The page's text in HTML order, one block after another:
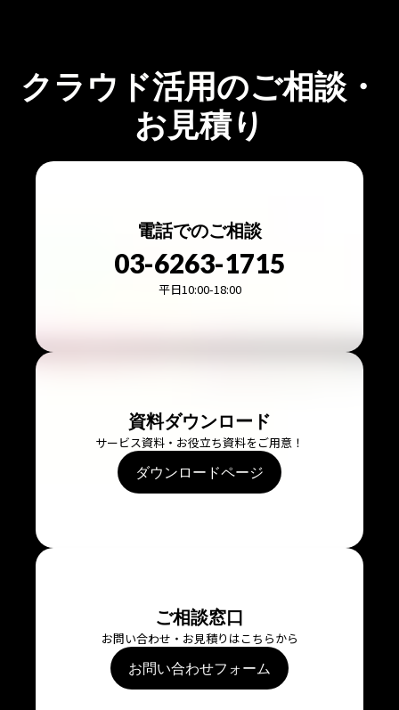
クラウド活用のご相談・
お見積り
電話でのご相談
03-6263-1715
平日10:00-18:00
資料ダウンロード
サービス資料・お役立ち資料をご用意！
ダウンロードページ
ご相談窓口
お問い合わせ・お見積りはこちらから
お問い合わせフォーム